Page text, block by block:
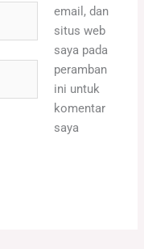
email, dan
situs web
saya pada
peramban
ini untuk
komentar
saya